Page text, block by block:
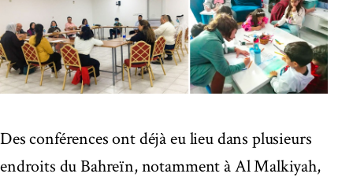
Des conférences ont déjà eu lieu dans plusieurs
endroits du Bahreïn, notamment à Al Malkiyah,